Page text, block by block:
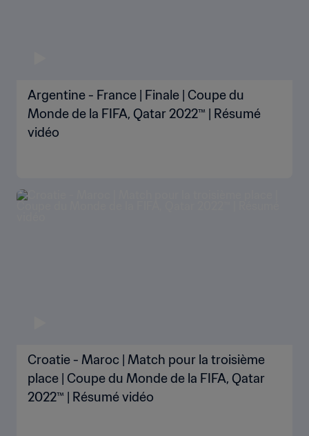
Argentine - France | Finale | Coupe du
Monde de la FIFA, Qatar 2022™ | Résumé
vidéo
Croatie - Maroc | Match pour la troisième
place | Coupe du Monde de la FIFA, Qatar
2022™ | Résumé vidéo